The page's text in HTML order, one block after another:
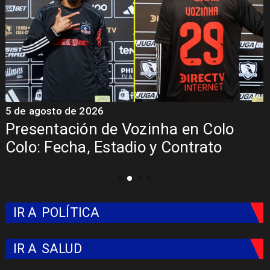
La Roja enfrentará a los anfitriones
del Mundial 2026
5 de agosto de 2026
IR A POLÍTICA
IR A SALUD